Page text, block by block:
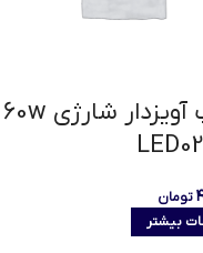
لامپ آویزدار شارژی 60w
تومان
بیشتر